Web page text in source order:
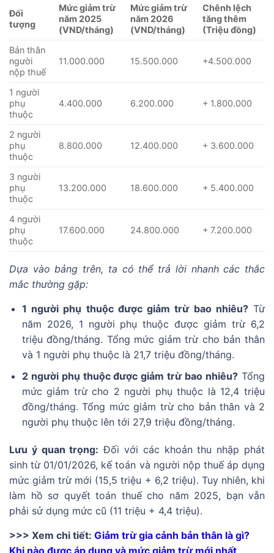
Đối
tượng
Mức giảm trừ
năm 2025
(VND/tháng)
Mức giảm trừ
năm 2026
(VND/tháng)
Chênh lệch
tăng thêm
(Triệu đồng)
Bản thân
người
nộp thuế
11.000.000 15.500.000 +4.500.000
1 người
phụ
thuộc
4.400.000 6.200.000 + 1.800.000
2 người
phụ
thuộc
8.800.000 12.400.000 + 3.600.000
3 người
phụ
thuộc
13.200.000 18.600.000 + 5.400.000
4 người
phụ
thuộc
17.600.000 24.800.000 + 7.200.000
Dựa vào bảng trên, ta có thể trả lời nhanh các thắc
mắc thường gặp:
1 người phụ thuộc được giảm trừ bao nhiêu?Từ
năm 2026, 1 người phụ thuộc được giảm trừ 6,2
triệu đồng/tháng. Tổng mức giảm trừ cho bản thân
và 1 người phụ thuộc là 21,7 triệu đồng/tháng.
2 người phụ thuộc được giảm trừ bao nhiêu? Tổng
mức giảm trừ cho 2 người phụ thuộc là 12,4 triệu
đồng/tháng. Tổng mức giảm trừ cho bản thân và 2
người phụ thuộc lên tới 27,9 triệu đồng/tháng.
Lưu ý quan trọng: Đối với các khoản thu nhập phát
sinh từ 01/01/2026, kế toán và người nộp thuế áp dụng
mức giảm trừ mới (15,5 triệu + 6,2 triệu). Tuy nhiên, khi
làm hồ sơ quyết toán thuế cho năm 2025, bạn vẫn
phải sử dụng mức cũ (11 triệu + 4,4 triệu).
>>> Xem chi tiết: Giảm trừ gia cảnh bản thân là gì?